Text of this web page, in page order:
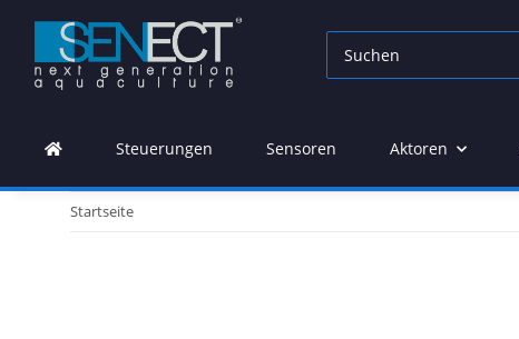
Steuerungen Sensoren Aktoren
Startseite